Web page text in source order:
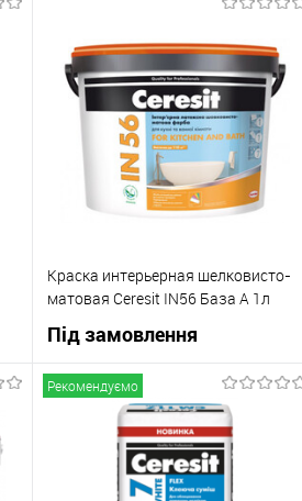
Купити в 1 клік
До
порівняння
В вибране
Під
замовлення
Краска интерьерная шелковисто-
матовая Ceresit IN56 База А 1л
Під замовлення
В корзину
Купити в 1 клік
До
порівняння
Рекомендуємо